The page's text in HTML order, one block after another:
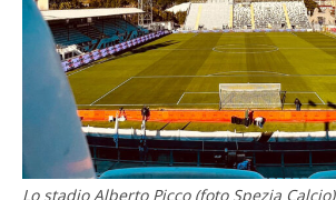
Lo stadio Alberto Picco (foto Spezia Calcio)